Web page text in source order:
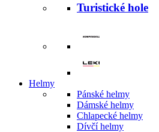
Turistické hole
Helmy
Pánské helmy
Dámské helmy
Chlapecké helmy
Dívčí helmy